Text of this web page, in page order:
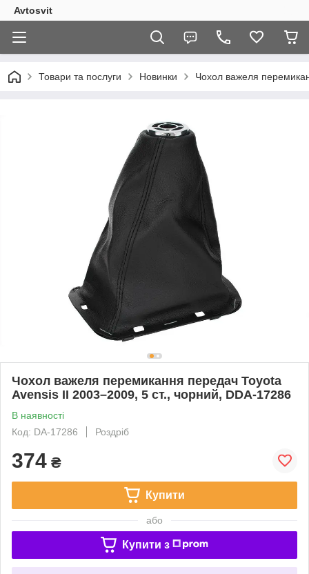
Avtosvit
Товари та послуги Новинки Чохол важеля
Чохол важеля перемикання передач Toyota
Avensis II 2003–2009, 5 ст., чорний, DDA-17286
В наявності
Код: DA-17286
Роздріб
374 ₴
Купити
або
Купити з